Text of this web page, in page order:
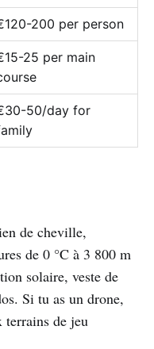
200 per person
25 per main
50/day for
de cheville,
de 0 °C à 3 800 m
solaire, veste de
Si tu as un drone,
terrains de jeu